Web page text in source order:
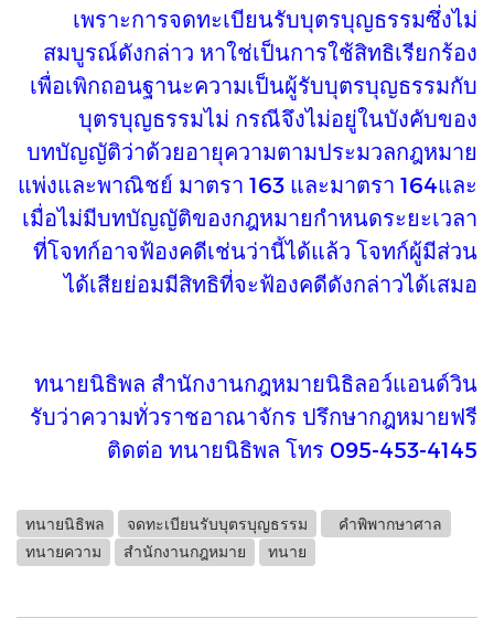
เพราะการจดทะเบียนรับบุตรบุญธรรมซึ่งไม่
สมบูรณ์ดังกล่าว หาใช่เป็นการใช้สิทธิเรียกร้อง
เพื่อเพิกถอนฐานะความเป็นผู้รับบุตรบุญธรรมกับ
บุตรบุญธรรมไม่ กรณีจึงไม่อยู่ในบังคับของ
บทบัญญัติว่าด้วยอายุความตามประมวลกฎหมาย
แพ่งและพาณิชย์ มาตรา 163 และมาตรา 164และ
เมื่อไม่มีบทบัญญัติของกฎหมายกำหนดระยะเวลา
ที่โจทก์อาจฟ้องคดีเช่นว่านี้ได้แล้ว โจทก์ผู้มีส่วน
ได้เสียย่อมมีสิทธิที่จะฟ้องคดีดังกล่าวได้เสมอ
ทนายนิธิพล สำนักงานกฎหมายนิธิลอว์แอนด์วิน
รับว่าความทั่วราชอาณาจักร ปรึกษากฎหมายฟรี
ติดต่อ ทนายนิธิพล โทร 095-453-4145
ทนายนิธิพล จดทะเบียนรับบุตรบุญธรรม
คำพิพากษาศาล
ทนายความ
สำนักงานกฎหมาย ทนาย